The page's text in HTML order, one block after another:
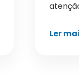
Ler